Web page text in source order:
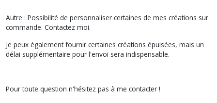
Autre : Possibilité de personnaliser certaines de mes créations sur
commande. Contactez moi.
Je peux également fournir certaines créations épuisées, mais un
délai supplémentaire pour l'envoi sera indispensable.
Pour toute question n'hésitez pas à me contacter !